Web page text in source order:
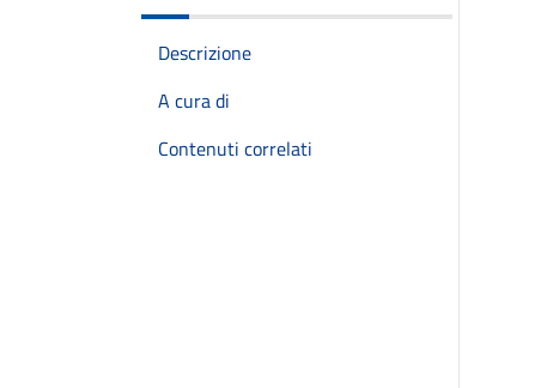
Descrizione
A cura di
Contenuti correlati